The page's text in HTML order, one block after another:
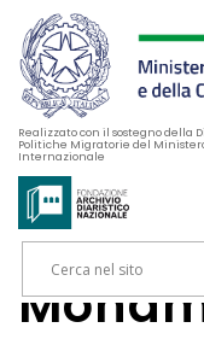
Realizzato con il sostegno della
Politiche Migratorie del
Internazionale